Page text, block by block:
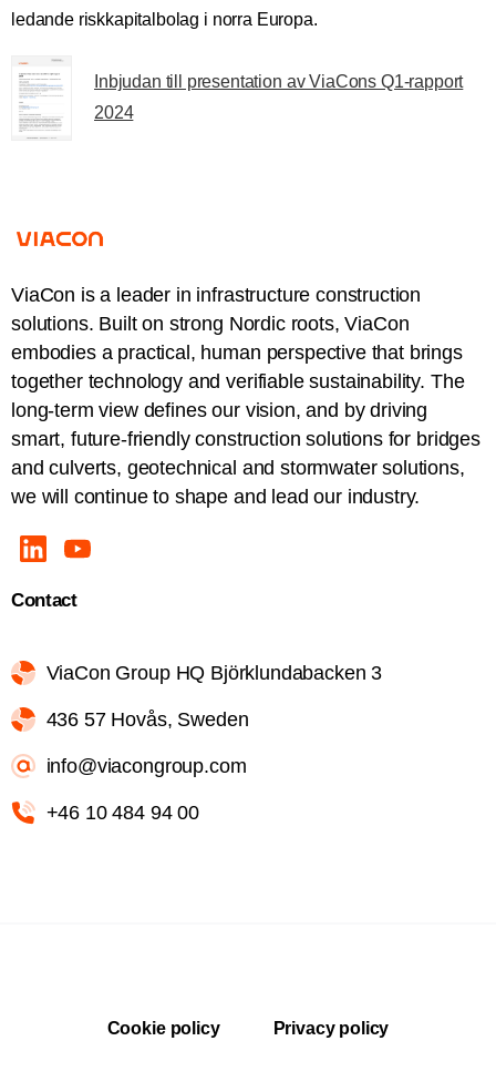
ledande riskkapitalbolag i norra Europa.
Inbjudan till presentation av ViaCons Q1-rapport
2024
ViaCon is a leader in infrastructure construction
solutions. Built on strong Nordic roots, ViaCon
embodies a practical, human perspective that brings
together technology and verifiable sustainability. The
long-term view defines our vision, and by driving
smart, future-friendly construction solutions for bridges
and culverts, geotechnical and stormwater solutions,
we will continue to shape and lead our industry.
Contact
ViaCon Group HQ Björklundabacken 3
436 57 Hovås, Sweden
info@viacongroup.com
+46 10 484 94 00
Cookie policy Privacy policy